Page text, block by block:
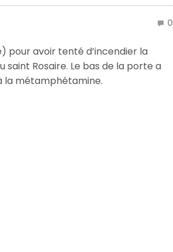
0
pour avoir tenté d’incendier la
saint Rosaire. Le bas de la porte a
la métamphétamine.